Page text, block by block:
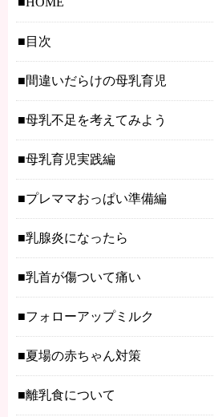
目次
間違いだらけの母乳育児
母乳不足を考えてみよう
母乳育児実践編
プレママおっぱい準備編
乳腺炎になったら
乳首が傷ついて痛い
フォローアップミルク
夏場の赤ちゃん対策
離乳食について